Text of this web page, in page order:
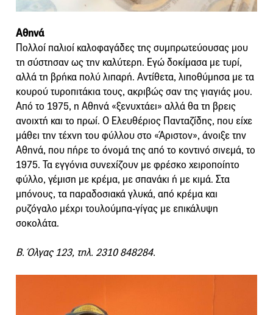
Αθηνά
Πολλοί παλιοί καλοφαγάδες της συμπρωτεύουσας μου
τη σύστησαν ως την καλύτερη. Εγώ δοκίμασα με τυρί,
αλλά τη βρήκα πολύ λιπαρή. Αντίθετα, λιποθύμησα με τα
κουρού τυροπιτάκια τους, ακριβώς σαν της γιαγιάς μου.
Από το 1975, η Αθηνά «ξενυχτάει» αλλά θα τη βρεις
ανοιχτή και το πρωί. Ο Ελευθέριος Πανταζίδης, που είχε
μάθει την τέχνη του φύλλου στο «Άριστον», άνοιξε την
Αθηνά, που πήρε το όνομά της από το κοντινό σινεμά, το
1975. Τα εγγόνια συνεχίζουν με φρέσκο χειροποίητο
φύλλο, γέμιση με κρέμα, με σπανάκι ή με κιμά. Στα
μπόνους, τα παραδοσιακά γλυκά, από κρέμα και
ρυζόγαλο μέχρι τουλούμπα-γίγας με επικάλυψη
σοκολάτα.
Β. Όλγας 123, τηλ. 2310 848284.